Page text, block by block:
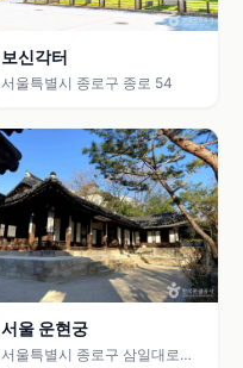
보신각터
서울특별시 종로구 종로 54
서울 운현궁
서울특별시 종로구 삼일대로